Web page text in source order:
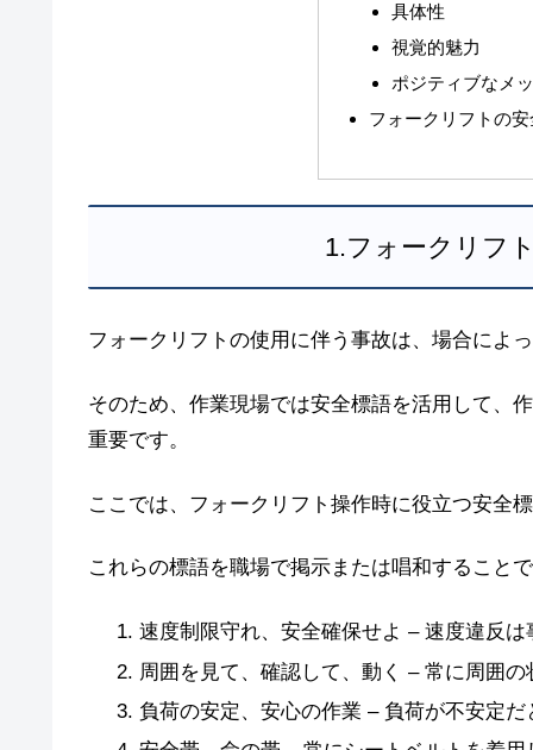
具体性
視覚的魅力
ポジティブなメ
フォークリフトの
1.フォークリフ
フォークリフトの使用に伴う事故は、場合によ
そのため、作業現場では安全標語を活用して、
重要です。
ここでは、フォークリフト操作時に役立つ安全
これらの標語を職場で掲示または唱和すること
速度制限守れ、安全確保せよ – 速度違反
周囲を見て、確認して、動く – 常に周囲
負荷の安定、安心の作業 – 負荷が不安定